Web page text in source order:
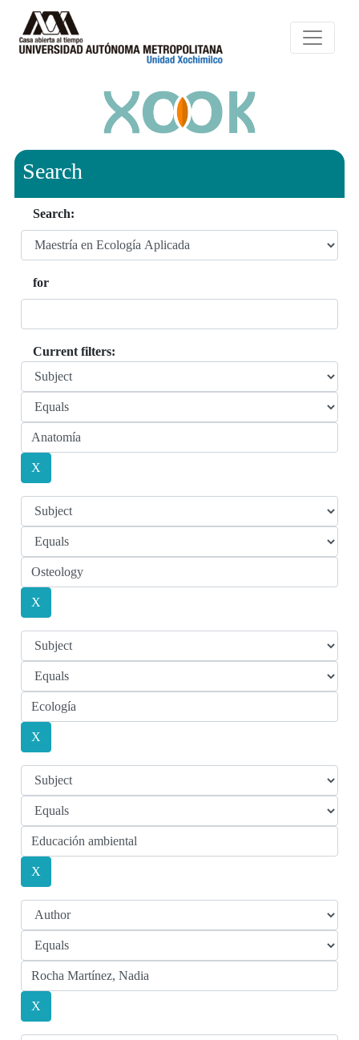
Search
Search:
for
Current filters: